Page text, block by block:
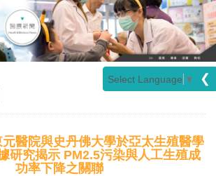
Select Language ▼ ❮
元醫院與史丹佛大學於亞太生殖醫學
研究揭示 PM2.5污染與人工生殖成
功率下降之關聯